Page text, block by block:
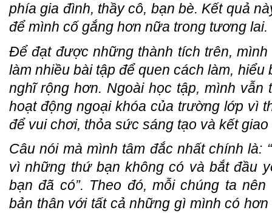
phía gia đình, thầy cô, bạn bè. Kết quả
để mình cố gắng hơn nữa trong tương lai.
Để đạt được những thành tích trên,
làm nhiều bài tập để quen cách làm,
nghĩ rộng hơn. Ngoài học tập, mình
hoạt động ngoại khóa của trường lớp vì
để vui chơi, thỏa sức sáng tạo và kết giao
Câu nói mà mình tâm đắc nhất chính là:
vì những thứ bạn không có và bắt đầu
bạn đã có”. Theo đó, mỗi chúng ta
bản thân với tất cả những gì mình có